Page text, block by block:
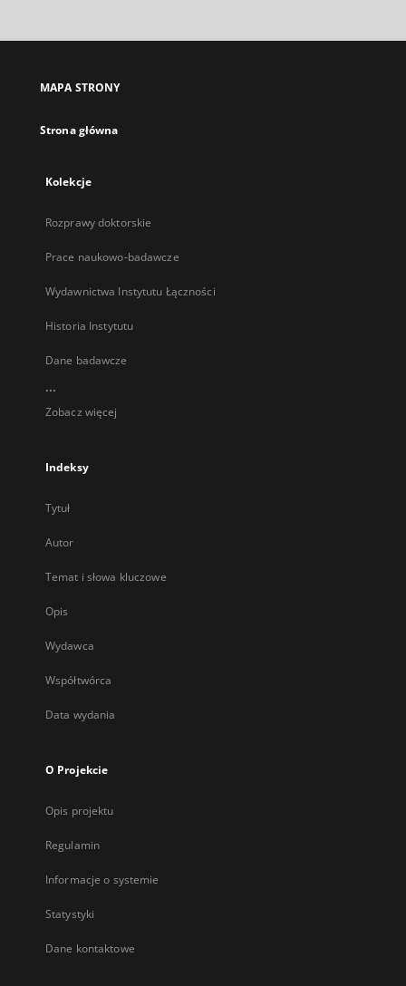
MAPA STRONY
Strona główna
Kolekcje
Rozprawy doktorskie
Prace naukowo-badawcze
Wydawnictwa Instytutu Łączności
Historia Instytutu
Dane badawcze
...
Zobacz więcej
Indeksy
Tytuł
Autor
Temat i słowa kluczowe
Opis
Wydawca
Współtwórca
Data wydania
O Projekcie
Opis projektu
Regulamin
Informacje o systemie
Statystyki
Dane kontaktowe